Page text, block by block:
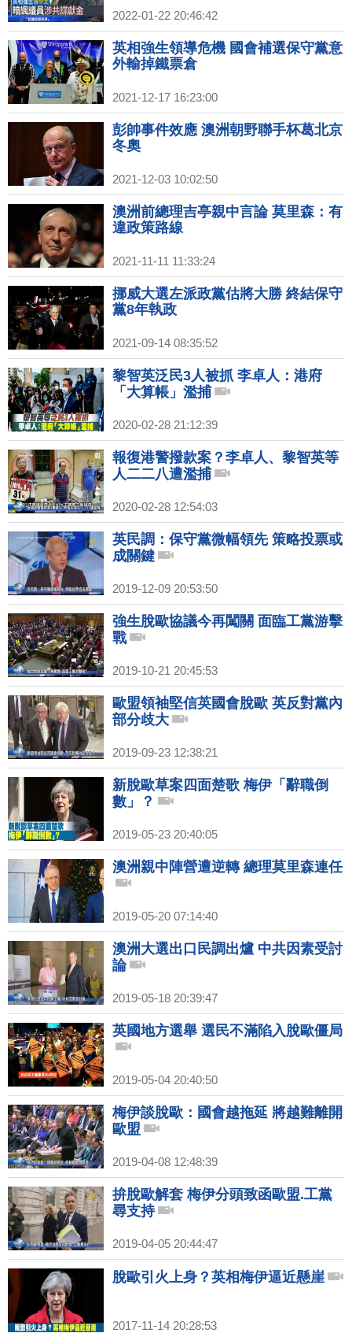
2022-01-22 20:46:42
英相強生領導危機 國會補選保守黨意
外輸掉鐵票倉
2021-12-17 16:23:00
彭帥事件效應 澳洲朝野聯手杯葛北京
冬奧
2021-12-03 10:02:50
澳洲前總理吉亭親中言論 莫里森：有
違政策路線
2021-11-11 11:33:24
挪威大選左派政黨估將大勝 終結保守
黨8年執政
2021-09-14 08:35:52
黎智英泛民3人被抓 李卓人：港府
「大算帳」濫捕
2020-02-28 21:12:39
報復港警撥款案？李卓人、黎智英等
人二二八遭濫捕
2020-02-28 12:54:03
英民調：保守黨微幅領先 策略投票或
成關鍵
2019-12-09 20:53:50
強生脫歐協議今再闖關 面臨工黨游擊
戰
2019-10-21 20:45:53
歐盟領袖堅信英國會脫歐 英反對黨內
部分歧大
2019-09-23 12:38:21
新脫歐草案四面楚歌 梅伊「辭職倒
數」？
2019-05-23 20:40:05
澳洲親中陣營遭逆轉 總理莫里森連任
2019-05-20 07:14:40
澳洲大選出口民調出爐 中共因素受討
論
2019-05-18 20:39:47
英國地方選舉 選民不滿陷入脫歐僵局
2019-05-04 20:40:50
梅伊談脫歐：國會越拖延 將越難離開
歐盟
2019-04-08 12:48:39
拚脫歐解套 梅伊分頭致函歐盟.工黨
尋支持
2019-04-05 20:44:47
脫歐引火上身？英相梅伊逼近懸崖
2017-11-14 20:28:53